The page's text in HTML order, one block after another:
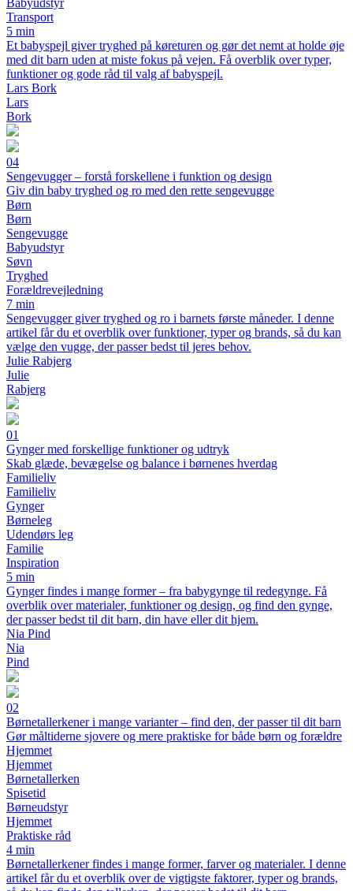
Babyudstyr
Transport
5 min
Et babyspejl giver tryghed på køreturen og gør det nemt at holde øje
med dit barn uden at miste fokus på vejen. Få overblik over typer,
funktioner og gode råd til valg af babyspejl.
Lars Bork
Lars
Bork
04
Sengevugger – forstå forskellene i funktion og design
Giv din baby tryghed og ro med den rette sengevugge
Børn
Børn
Sengevugge
Babyudstyr
Søvn
Tryghed
Forældrevejledning
7 min
Sengevugger giver tryghed og ro i barnets første måneder. I denne
artikel får du et overblik over funktioner, typer og brands, så du kan
vælge den vugge, der passer bedst til jeres behov.
Julie Rabjerg
Julie
Rabjerg
01
Gynger med forskellige funktioner og udtryk
Skab glæde, bevægelse og balance i børnenes hverdag
Familieliv
Familieliv
Gynger
Børneleg
Udendørs leg
Familie
Inspiration
5 min
Gynger findes i mange former – fra babygynge til redegynge. Få
overblik over materialer, funktioner og design, og find den gynge,
der passer bedst til dit barn, din have eller dit hjem.
Nia Pind
Nia
Pind
02
Børnetallerkener i mange varianter – find den, der passer til dit barn
Gør måltiderne sjovere og mere praktiske for både børn og forældre
Hjemmet
Hjemmet
Børnetallerken
Spisetid
Børneudstyr
Hjemmet
Praktiske råd
4 min
Børnetallerkener findes i mange former, farver og materialer. I denne
artikel får du et overblik over de vigtigste faktorer, typer og brands,